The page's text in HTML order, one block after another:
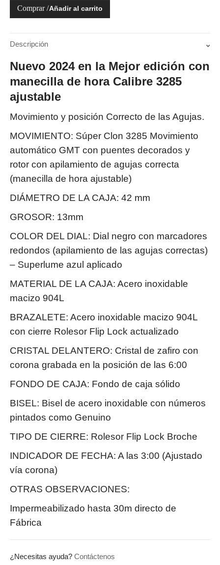
M226570-
quantity
Añadir al carrito
Descripción
Nuevo 2024 en la Mejor edición con
manecilla de hora Calibre 3285
ajustable
Movimiento y posición Correcto de las Agujas.
MOVIMIENTO: Súper Clon 3285 Movimiento
automático GMT con puentes decorados y
rotor con apilamiento de agujas correcta
(manecilla de hora ajustable)
DIÁMETRO DE LA CAJA: 42 mm
GROSOR: 13mm
COLOR DEL DIAL: Dial negro con marcadores
redondos (apilamiento de las agujas correctas)
– Superlume azul aplicado
MATERIAL DE LA CAJA: Acero inoxidable
macizo 904L
BRAZALETE: Acero inoxidable macizo 904L
con cierre Rolesor Flip Lock actualizado
CRISTAL DELANTERO: Cristal de zafiro con
corona grabada en la posición de las 6:00
FONDO DE CAJA: Fondo de caja sólido
BISEL: Bisel de acero inoxidable con números
pintados como Genuino
TIPO DE CIERRE: Rolesor Flip Lock Broche
INDICADOR DE FECHA: A las 3:00 (Ajustado
vía corona)
OTRAS OBSERVACIONES:
Impermeabilizado hasta 30m directo de
Fábrica
¿Necesitas ayuda? Contáctenos